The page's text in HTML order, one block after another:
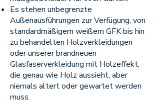
Es stehen unbegrenzte
Außenausführungen zur Verfügung, von
standardmäßigem weißem GFK bis hin
zu behandelten Holzverkleidungen
oder unserer brandneuen
Glasfaserverkleidung mit Holzeffekt,
die genau wie Holz aussieht, aber
niemals altert oder gewartet werden
muss.